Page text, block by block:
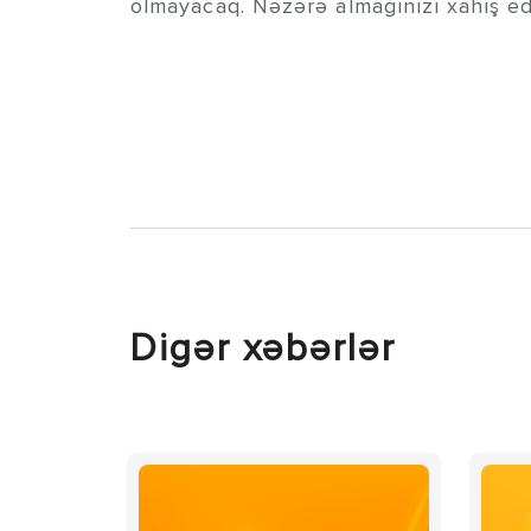
olmayacaq. Nəzərə almağınızı xahiş
Digər xəbərlər